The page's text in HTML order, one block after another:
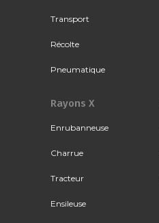
Transport
Récolte
Pneumatique
Rayons X
Enrubanneuse
Charrue
Tracteur
Ensileuse